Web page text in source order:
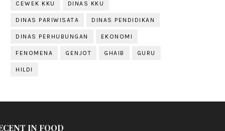
CEWEK KKU DINAS KKU
DINAS PARIWISATA DINAS PENDIDIKAN
DINAS PERHUBUNGAN EKONOMI
FENOMENA GENJOT GHAIB GURU
HILDI
IN FOOD